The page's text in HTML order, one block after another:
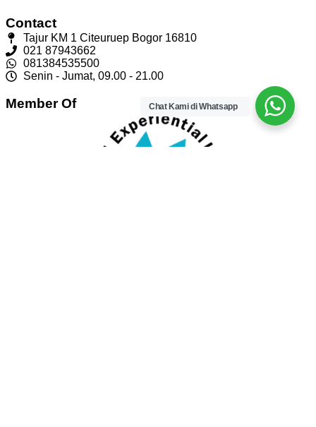
Contact
Tajur KM 1 Citeuruep Bogor 16810
021 87943662
081384535500
Senin - Jumat, 09.00 - 21.00
Member Of Chat Kami di Whatsapp